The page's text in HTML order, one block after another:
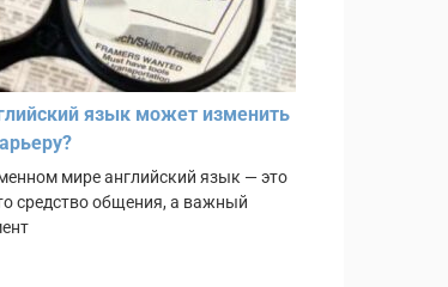
язык может изменить
мире английский язык — это
средство общения, а важный